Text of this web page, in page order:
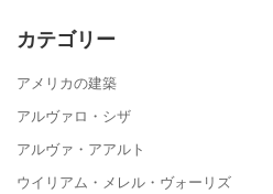
カテゴリー
アメリカの建築
アルヴァロ・シザ
アルヴァ・アアルト
ウイリアム・メレル・ヴォーリズ